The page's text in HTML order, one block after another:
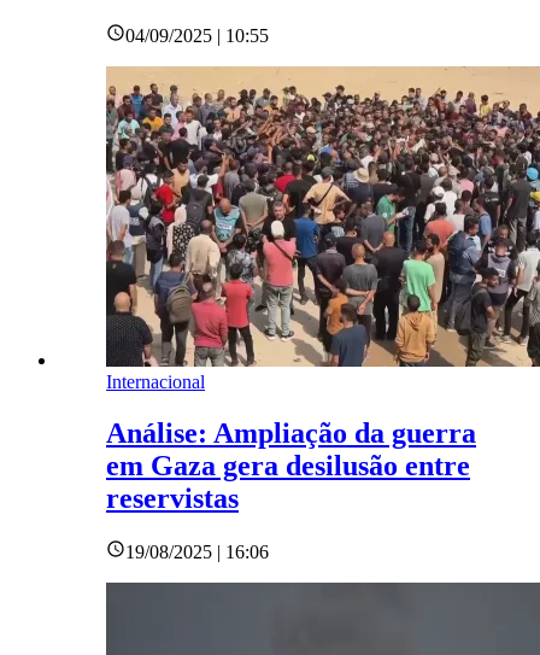
04/09/2025 | 10:55
Internacional
Análise: Ampliação da guerra
em Gaza gera desilusão entre
reservistas
19/08/2025 | 16:06